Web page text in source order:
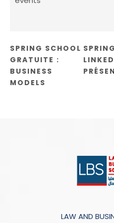
SPRING SCHOOL
GRATUITE :
BUSINESS
MODELS
LAW AND